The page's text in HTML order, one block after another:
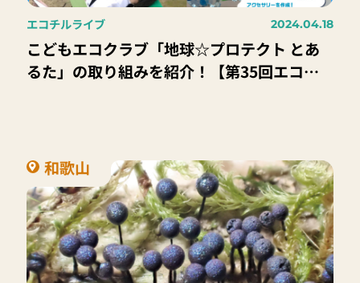
エコチルライブ 2024.04.18
こどもエコクラブ「地球☆プロテクト とあ
るた」の取り組みを紹介！【第35回エコチ
和歌山